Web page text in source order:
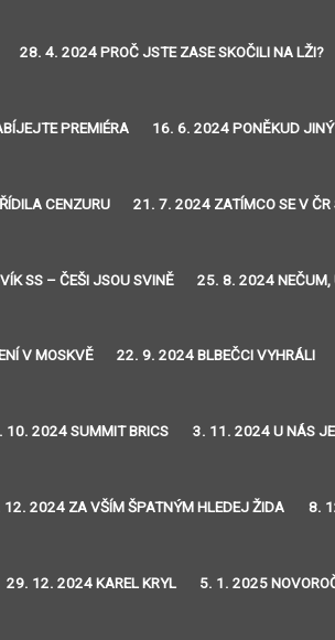
28. 4. 2024 PROČ JSTE ZASE SKOČILI NA LŽI?
PREMIÉRA 16. 6. 2024 PONĚKUD
CENZURU 21. 7. 2024 ZATÍMCO SE V ČR
SS – ČEŠI JSOU SVINĚ 25. 8. 2024 NEČUM,
V MOSKVĚ 22. 9. 2024 BLBEČCI VYHRÁLI
10. 2024 SUMMIT BRICS 3. 11. 2024 U NÁS JE
12. 2024 ZA VŠÍM ŠPATNÝM HLEDEJ ŽIDA 8.
29. 12. 2024 KAREL KRYL 5. 1. 2025